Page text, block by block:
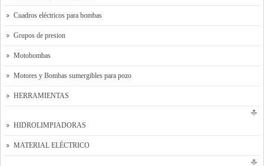
Cuadros eléctricos para bombas
Grupos de presion
Motobombas
Motores y Bombas sumergibles para pozo
HERRAMIENTAS
HIDROLIMPIADORAS
MATERIAL ELÉCTRICO